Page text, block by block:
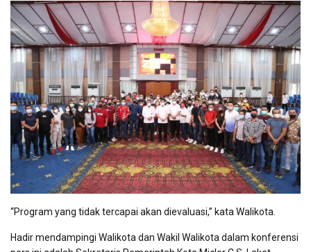
“Program yang tidak tercapai akan dievaluasi,” kata Walikota.
Hadir mendampingi Walikota dan Wakil Walikota dalam konferensi